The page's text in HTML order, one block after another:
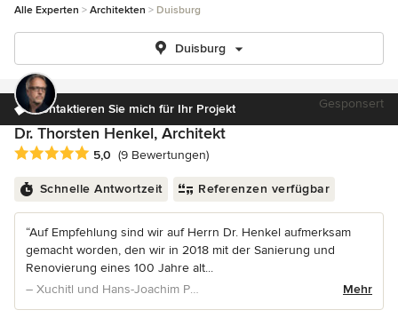
Alle Experten Architekten Duisburg
Duisburg
Kontaktieren Sie mich für Ihr Projekt Gesponsert
Dr. Thorsten Henkel, Architekt
Durchschnittliche Bewertung: 5 von 5 Sternen
5,0 (9 Bewertungen)
Schnelle Antwortzeit Referenzen verfügbar
“Auf Empfehlung sind wir auf Herrn Dr. Henkel aufmerksam
gemacht worden, den wir in 2018 mit der Sanierung und
Renovierung eines 100 Jahre alt...
– Xuchitl und Hans-Joachim Pein
Mehr